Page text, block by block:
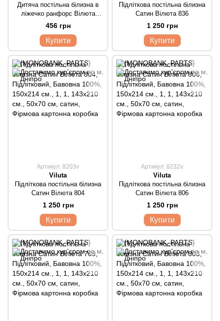
Дитяча постільна білизна в
ліжечко ранфорс Вілюта
25415 рожевий
456 грн
Купити
Підліткова постільна білизна
Сатин Вілюта 836
1 250 грн
Купити
Артикул: 8203v
Viluta
Підліткова постільна білизна
Сатин Вілюта 804
1 250 грн
Купити
Артикул: 8232v
Viluta
Підліткова постільна білизна
Сатин Вілюта 806
1 250 грн
Купити